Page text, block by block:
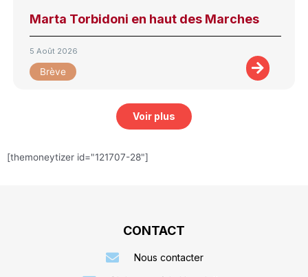
Marta Torbidoni en haut des Marches
5 Août 2026
Brève
Voir plus
[themoneytizer id="121707-28"]
CONTACT
Nous contacter